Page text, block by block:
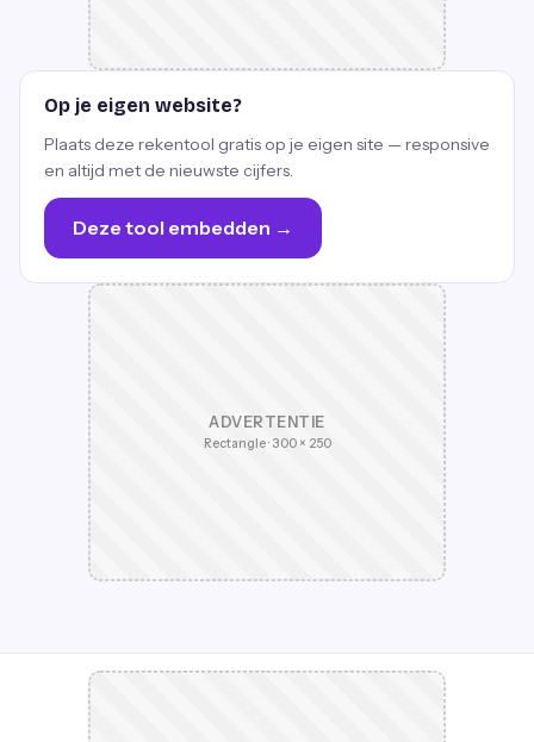
Op je eigen website?
Plaats deze rekentool gratis op je eigen site — responsive
en altijd met de nieuwste cijfers.
Deze tool embedden →
ADVERTENTIE
Rectangle · 300 × 250